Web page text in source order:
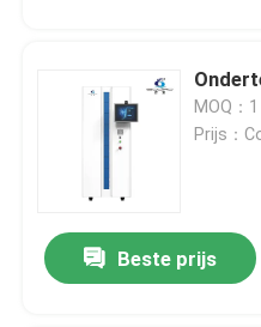
MOQ：1
Prijs：
Beste prijs